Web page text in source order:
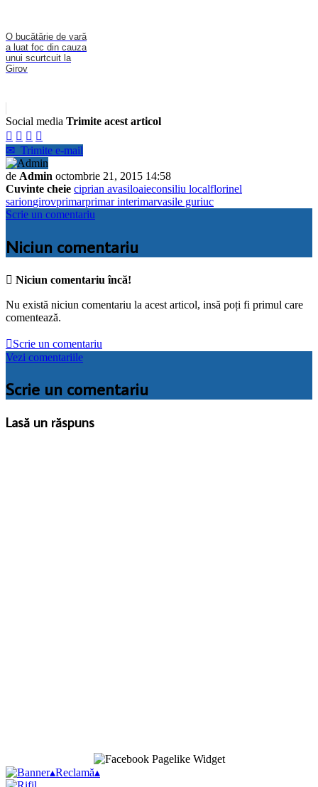
O bucătărie de vară
a luat foc din cauza
unui scurtcuit la
Girov
Social media Trimite acest articol
   
✉ Trimite e-mail
de Admin octombrie 21, 2015 14:58
Cuvinte cheie ciprian avasiloaieconsiliu localflorinel
sariongirovprimarprimar interimarvasile guriuc
Scrie un comentariu
Niciun comentariu
 Niciun comentariu încă!
Nu există niciun comentariu la acest articol, insă poți fi primul care
comentează.
Scrie un comentariu
Vezi comentariile
Scrie un comentariu
Lasă un răspuns
▴Reclamă▴